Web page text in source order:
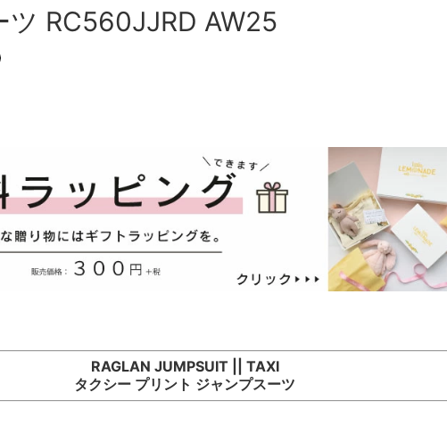
ツ RC560JJRD AW25
RAGLAN JUMPSUIT || TAXI
タクシー プリント ジャンプスーツ